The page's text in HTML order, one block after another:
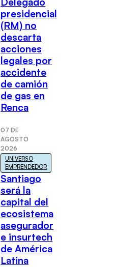
presidencial
(RM) no
descarta
acciones
legales por
accidente
de camión
de gas en
Renca
07 DE
AGOSTO
2026
UNIVERSO
EMPRENDEDOR
Santiago
será la
capital del
ecosistema
asegurador
e insurtech
de América
Latina